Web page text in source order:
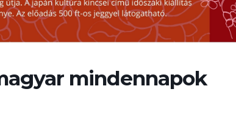
mindennapok